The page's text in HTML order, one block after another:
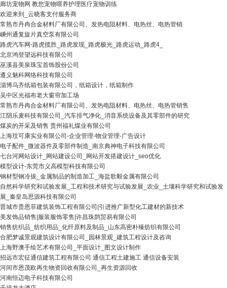
廊坊宠物网 教您宠物喂养护理医疗宠物训练
欢迎来到_云晓客支付服务商
常熟市丹冉合金材料厂有限公司、发热电阻材料、电热丝、电热管销
嵊州通复旋片真空泵有限公司
路虎汽车网-路虎揽胜_路虎发现_路虎极光_路虎运动_路虎4_
北京鸿登望远科技有限公司
巫溪县美泉珠宝首饰股份公司
遵义魅科网络科技有限公司
淄博乌齐纸箱包装有限公司，纸箱设计，纸箱制作
吴中区光福布老大窗帘加工场
常熟市丹冉合金材料厂有限公司、发热电阻材料、电热丝、电热管销售
江阴乐麦科技有限公司_汽车排气净化_消音系统设备及其零部件的研究
煤炭的开采及销售 贵州福礼煤业有限公司
上海玟可康实业有限公司-企业管理-物业管理-广告设计
电子配件_微波器件及零部件制造_南京典神电子科技有限公司
七台河网站设计_网站建设公司_网站开发搭建设计_seo优化
模型设计-东莞市义高模型科技有限公司
钢材型钢冷拔_金属制品的制造加工_海盐歌毅金属有限公司
自然科学研究和试验发展_工程和技术研究与试验发展_农业_土壤科学研究和试验发
展_秦皇岛思源科技有限公司
晋城市贵恩菲建筑装饰工程有限公司|引进推广新型化工建材的新技术
美发饰品销售|服装服饰零售|许昌珠鹊贸易有限公司
销售纺织品_纺织用品_化纤原料及制品_山东高密朴臻纺织有限公司
合肥梦诚景观建筑设计有限公司_园林景观_建筑工程设计及咨询
上海野澳手绘艺术有限公司_平面设计_图文设计制作
招远市宏征通信建筑工程有限公司 通信工程土建施工 通信设备安装
河间市恩茂欧再生物资回收有限公司_再生资源回收
河南恒迈电子科技有限公司